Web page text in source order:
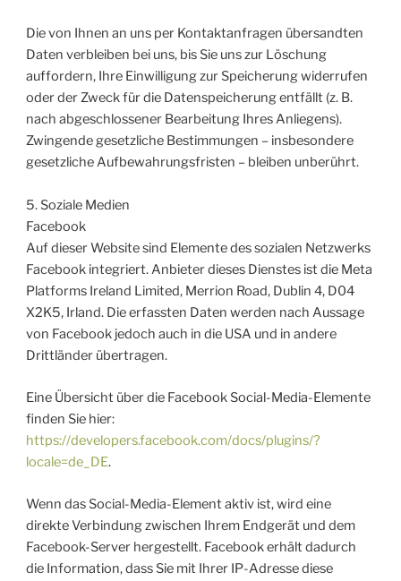
Die von Ihnen an uns per Kontaktanfragen übersandten
Daten verbleiben bei uns, bis Sie uns zur Löschung
auffordern, Ihre Einwilligung zur Speicherung widerrufen
oder der Zweck für die Datenspeicherung entfällt (z. B.
nach abgeschlossener Bearbeitung Ihres Anliegens).
Zwingende gesetzliche Bestimmungen – insbesondere
gesetzliche Aufbewahrungsfristen – bleiben unberührt.
5. Soziale Medien
Facebook
Auf dieser Website sind Elemente des sozialen Netzwerks
Facebook integriert. Anbieter dieses Dienstes ist die Meta
Platforms Ireland Limited, Merrion Road, Dublin 4, D04
X2K5, Irland. Die erfassten Daten werden nach Aussage
von Facebook jedoch auch in die USA und in andere
Drittländer übertragen.
Eine Übersicht über die Facebook Social-Media-Elemente
finden Sie hier:
https://developers.facebook.com/docs/plugins/?
locale=de_DE.
Wenn das Social-Media-Element aktiv ist, wird eine
direkte Verbindung zwischen Ihrem Endgerät und dem
Facebook-Server hergestellt. Facebook erhält dadurch
die Information, dass Sie mit Ihrer IP-Adresse diese